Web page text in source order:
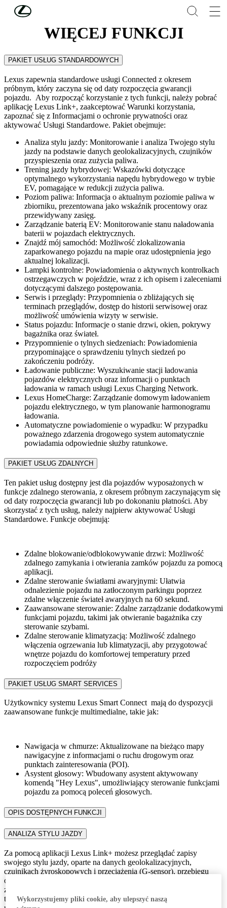
Skip to Main Content
WIĘCEJ FUNKCJI
PAKIET USŁUG STANDARDOWYCH
Lexus zapewnia standardowe usługi Connected z okresem
próbnym, który zaczyna się od daty rozpoczęcia gwarancji
pojazdu. Aby rozpocząć korzystanie z tych funkcji, należy pobrać
aplikację Lexus Link+, zaakceptować Warunki korzystania,
zapoznać się z Informacjami o ochronie prywatności oraz
aktywować Usługi Standardowe. Pakiet obejmuje:​
Analiza stylu jazdy: Monitorowanie i analiza Twojego stylu
jazdy na podstawie danych geolokalizacyjnych, czujników
przyspieszenia oraz zużycia paliwa.​
Trening jazdy hybrydowej: Wskazówki dotyczące
optymalnego wykorzystania napędu hybrydowego w trybie
EV, pomagające w redukcji zużycia paliwa.​
Poziom paliwa: Informacja o aktualnym poziomie paliwa w
zbiorniku, prezentowana jako wskaźnik procentowy oraz
przewidywany zasięg.​
Zarządzanie baterią EV: Monitorowanie stanu naładowania
baterii w pojazdach elektrycznych.​
Znajdź mój samochód: Możliwość zlokalizowania
zaparkowanego pojazdu na mapie oraz udostępnienia jego
aktualnej lokalizacji.​
Lampki kontrolne: Powiadomienia o aktywnych kontrolkach
ostrzegawczych w pojeździe, wraz z ich opisem i zaleceniami
dotyczącymi dalszego postępowania.​
Serwis i przeglądy: Przypomnienia o zbliżających się
terminach przeglądów, dostęp do historii serwisowej oraz
możliwość umówienia wizyty w serwisie.​
Status pojazdu: Informacje o stanie drzwi, okien, pokrywy
bagażnika oraz świateł.
Przypomnienie o tylnych siedzeniach: Powiadomienia
przypominające o sprawdzeniu tylnych siedzeń po
zakończeniu podróży.​
Ładowanie publiczne: Wyszukiwanie stacji ładowania
pojazdów elektrycznych oraz informacji o punktach
ładowania w ramach usługi Lexus Charging Network​.
Lexus HomeCharge: Zarządzanie domowym ładowaniem
pojazdu elektrycznego, w tym planowanie harmonogramu
ładowania.​
Automatyczne powiadomienie o wypadku: W przypadku
poważnego zdarzenia drogowego system automatycznie
powiadamia odpowiednie służby ratunkowe.
PAKIET USŁUG ZDALNYCH
Ten pakiet usług dostępny jest dla pojazdów wyposażonych w
funkcje zdalnego sterowania, z okresem próbnym zaczynającym się
od daty rozpoczęcia gwarancji lub po dokonaniu płatności. Aby
skorzystać z tych usług, należy najpierw aktywować Usługi
Standardowe. Funkcje obejmują:​
Zdalne blokowanie/odblokowywanie drzwi: Możliwość
zdalnego zamykania i otwierania zamków pojazdu za pomocą
aplikacji.​
Zdalne sterowanie światłami awaryjnymi: Ułatwia
odnalezienie pojazdu na zatłoczonym parkingu poprzez
zdalne włączenie świateł awaryjnych na 60 sekund.​
Zaawansowane sterowanie: Zdalne zarządzanie dodatkowymi
funkcjami pojazdu, takimi jak otwieranie bagażnika czy
sterowanie szybami.​
Zdalne sterowanie klimatyzacją: Możliwość zdalnego
włączenia ogrzewania lub klimatyzacji, aby przygotować
wnętrze pojazdu do komfortowej temperatury przed
rozpoczęciem podróży
PAKIET USŁUG SMART SERVICES
Użytkownicy systemu Lexus Smart Connect mają do dyspozycji
zaawansowane funkcje multimedialne, takie jak:​
Nawigacja w chmurze: Aktualizowane na bieżąco mapy
nawigacyjne z informacjami o ruchu drogowym oraz
punktach zainteresowania (POI).​
Asystent głosowy: Wbudowany asystent aktywowany
komendą "Hey Lexus", umożliwiający sterowanie funkcjami
pojazdu za pomocą poleceń głosowych.
OPIS DOSTĘPNYCH FUNKCJI
ANALIZA STYLU JAZDY​
​Za pomocą aplikacji Lexus Link+ możesz przeglądać zapisy
swojego stylu jazdy, oparte na danych geolokalizacyjnych,
czujnikach żyroskopowych i przeciążenia (G-sensor), przebiegu
oraz zużyciu paliwa. Te informacje są dostępne dla każdej podróży
z osobna. W sekcji "Mój styl jazdy" możesz analizować zdarzenia
takie jak ostre hamowanie, gwałtowne przyspieszanie czy
Wykorzystujemy pliki cookie, aby ulepszyć naszą